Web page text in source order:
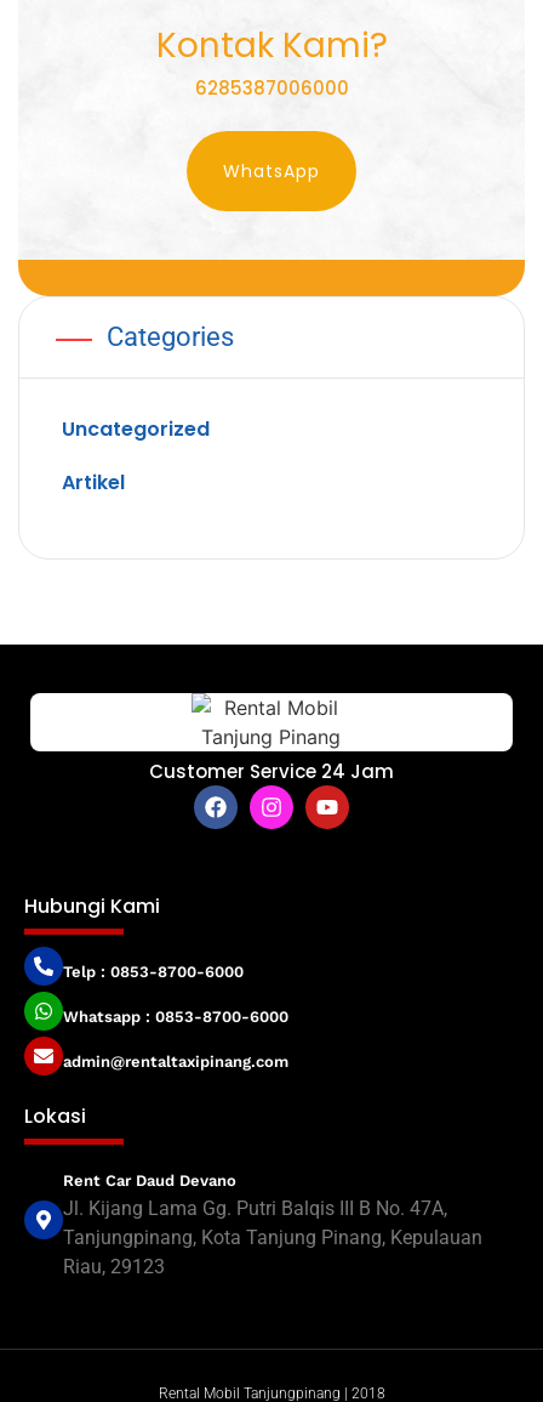
Kontak Kami?
6285387006000
WhatsApp
Categories
Uncategorized
Artikel
Customer Service 24 Jam
Hubungi Kami
Telp : 0853-8700-6000
Whatsapp : 0853-8700-6000
admin@rentaltaxipinang.com
Lokasi
Rent Car Daud Devano
Jl. Kijang Lama Gg. Putri Balqis III B No. 47A,
Tanjungpinang, Kota Tanjung Pinang, Kepulauan
Riau, 29123
Rental Mobil Tanjungpinang | 2018